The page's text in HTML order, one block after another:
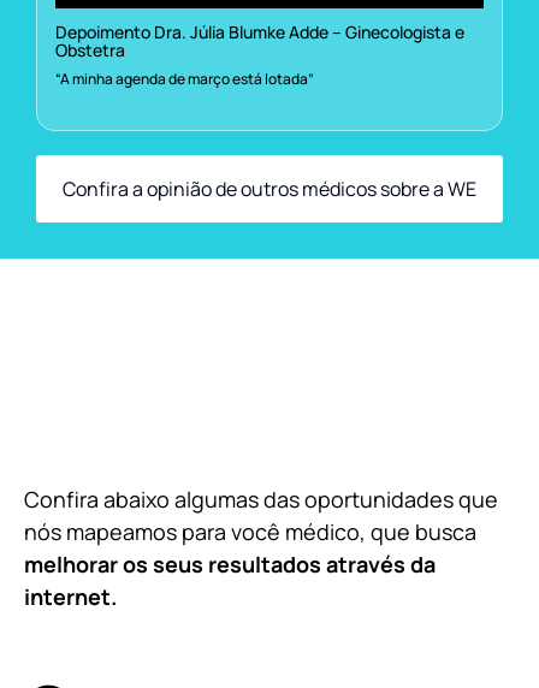
Depoimento Dra. Júlia Blumke Adde – Ginecologista e
Obstetra
“A minha agenda de março está lotada”
Confira a opinião de outros médicos sobre a WE
Confira abaixo algumas das oportunidades que
nós mapeamos para você médico, que busca
melhorar os seus resultados através da
internet.